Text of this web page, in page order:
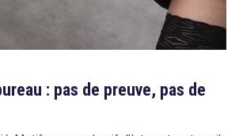
: pas de preuve, pas de